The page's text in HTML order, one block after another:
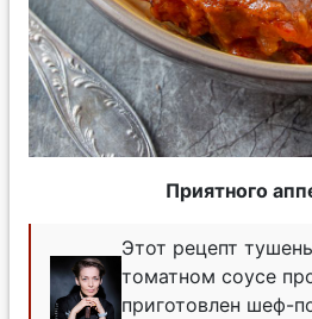
Приятного
Этот рецепт
томатном соусе
приготовлен шеф-